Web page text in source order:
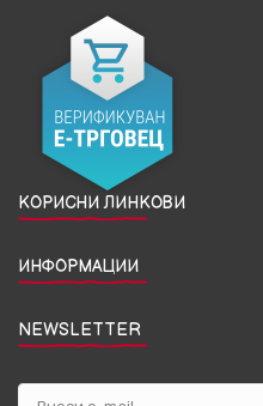
КОРИСНИ ЛИНКОВИ
ИНФОРМАЦИИ
NEWSLETTER